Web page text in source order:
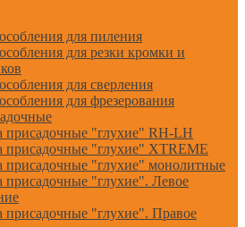
для пиления
для резки кромки и
для сверления
для фрезерования
присадочные "глухие" RH-LH
присадочные "глухие" XTREME
присадочные "глухие" монолитные
присадочные "глухие". Левое
присадочные "глухие". Правое